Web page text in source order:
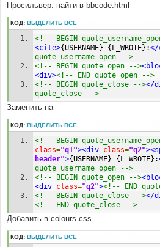
Просильвер: найти в bbcode.html
КОД: ВЫДЕЛИТЬ ВСЁ
<!-- BEGIN
<cite>{USERNAME} {L_WROTE}:
quote_username_open -->
<!-- BEGIN quote_open -->
<div><!-- END quote_open -->
<!-- BEGIN quote_close --></
quote_close -->
Заменить на
КОД: ВЫДЕЛИТЬ ВСЁ
<!-- BEGIN
class="q1"><div class="q2"
header">{USERNAME} {L_WROTE}:
quote_username_open -->
<!-- BEGIN quote_open -->
<div class="q2"><!-- END
<!-- BEGIN quote_close --></
<!-- END quote_close -->
Добавить в colours.css
КОД: ВЫДЕЛИТЬ ВСЁ